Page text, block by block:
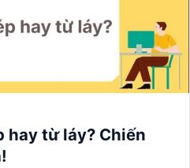
hay từ láy? Chiến